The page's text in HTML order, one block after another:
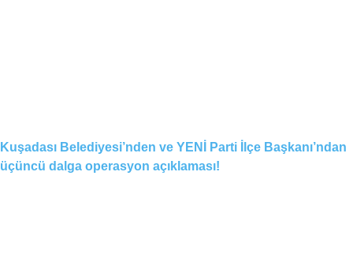
Kuşadası Belediyesi’nden ve YENİ Parti İlçe Başkanı’ndan
üçüncü dalga operasyon açıklaması!